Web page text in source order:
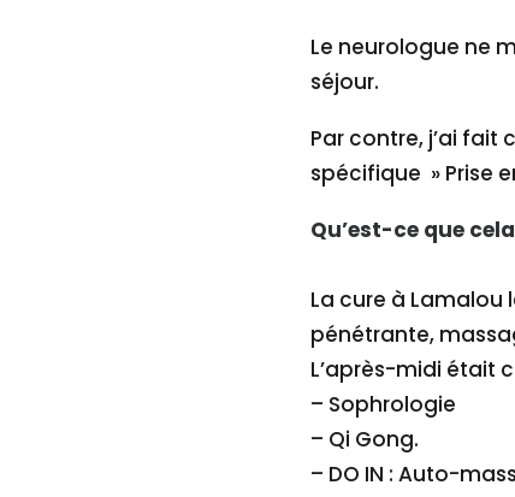
Le neurologue ne
séjour.
Par contre, j’ai
spécifique » Prise
Qu’est-ce que
La cure à Lamalou
pénétrante,
L’après-midi était
– Sophrologie
– Qi Gong.
– DO IN : Auto-